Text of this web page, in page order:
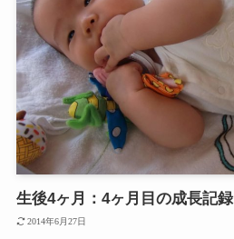
生後4ヶ月：4ヶ月目の成長記録
2014年6月27日